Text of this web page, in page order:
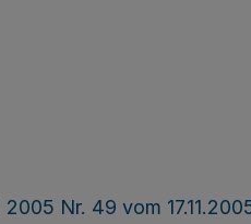
2005 Nr. 49 vom